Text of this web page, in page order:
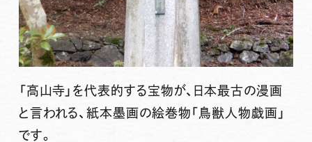
「高山寺」を代表的する宝物が、日本最古の漫画
と言われる、紙本墨画の絵巻物「 鳥獣人物戯画 」
です。